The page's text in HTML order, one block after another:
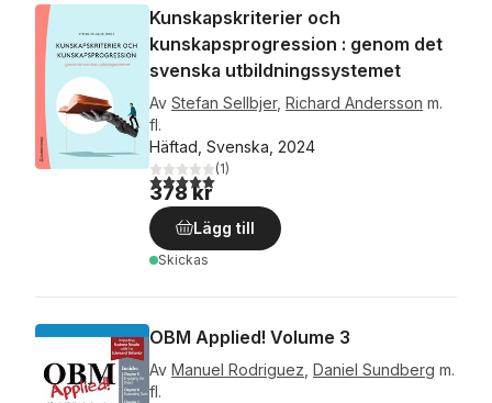
Kunskapskriterier och
kunskapsprogression : genom det
svenska utbildningssystemet
Av Stefan Sellbjer, Richard Andersson m.
fl.
Häftad, Svenska, 2024
5,0utav 5 stjärnor. Totalt antal röster:
(1)
378 kr
Lägg till
Skickas
OBM Applied! Volume 3
Av Manuel Rodriguez Daniel Sundberg m.
fl.